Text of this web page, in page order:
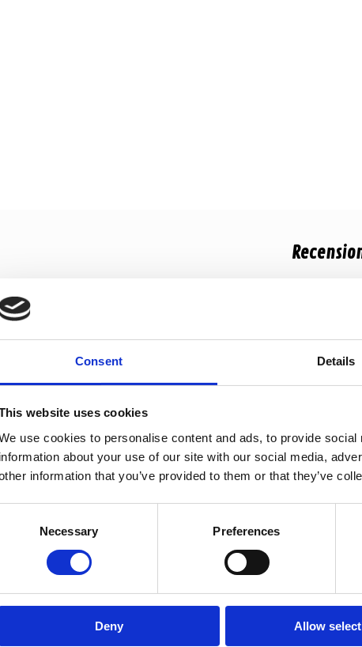
Consent Details
website uses cookies
use cookies to personalise content and ads, to provide
information about your use of our site with our social media,
information that you’ve provided to them or that they’ve
Necessary Preferences
Deny Allow
Antennadapter med Fakra till